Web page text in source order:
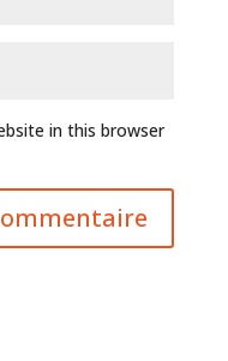
in this browser